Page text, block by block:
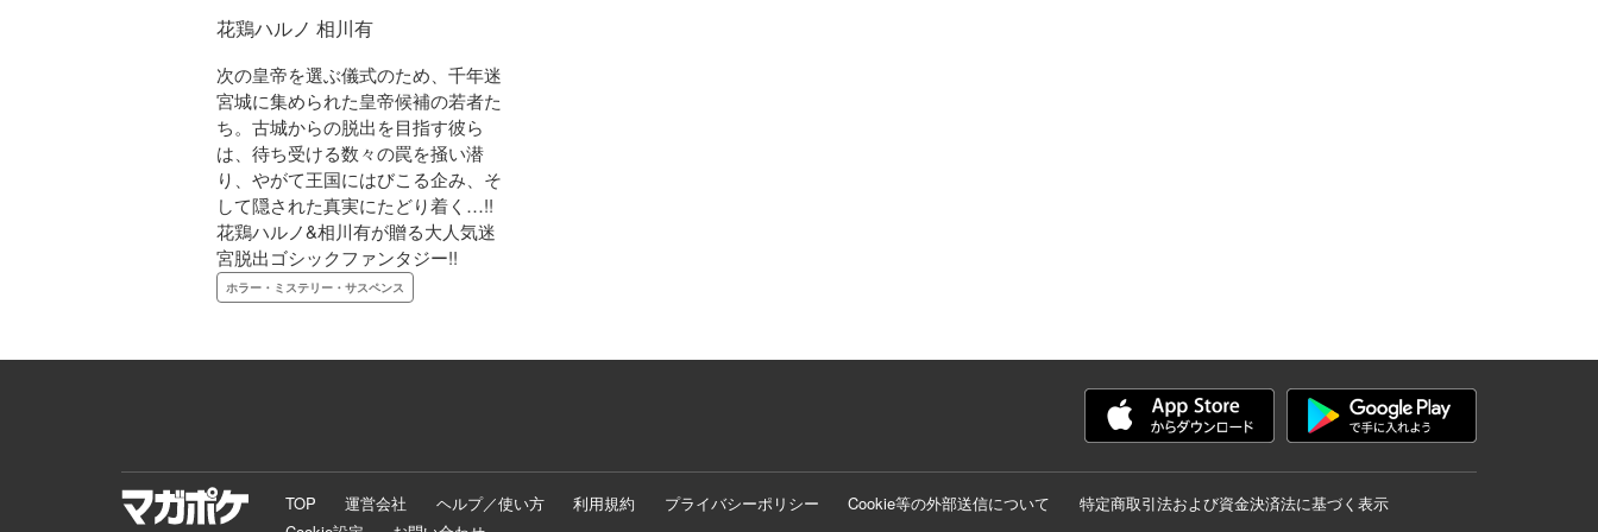
花鶏ハルノ 相川有
次の皇帝を選ぶ儀式のため、千年迷
宮城に集められた皇帝候補の若者た
ち。古城からの脱出を目指す彼ら
は、待ち受ける数々の罠を掻い潜
り、やがて王国にはびこる企み、そ
して隠された真実にたどり着く…!!
花鶏ハルノ&相川有が贈る大人気迷
宮脱出ゴシックファンタジー!!
ホラー・ミステリー・サスペンス
TOP 運営会社 ヘルプ／使い方 利用規約 プライバシーポリシー Cookie等の外部送信について
特定商取引法および資金決済法に基づく表示